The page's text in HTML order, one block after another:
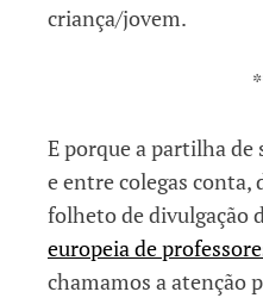
criança/jovem.
E porque a partilha
e entre colegas conta,
folheto de divulgação
europeia de
chamamos a atenção